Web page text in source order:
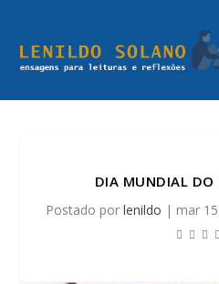
DIA MUNDIAL DO
Postado por lenildo | mar